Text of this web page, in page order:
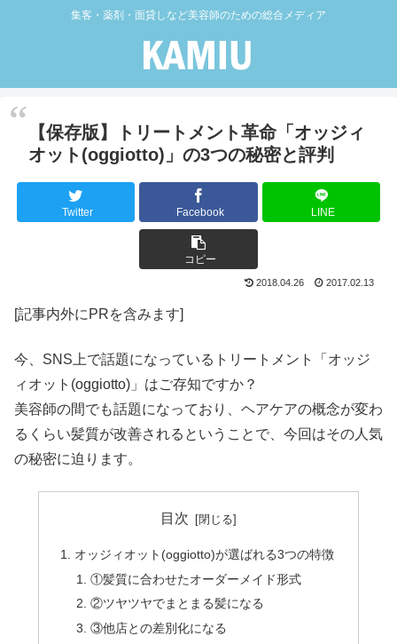
集客・薬剤・面貸しなど美容師のための総合メディア
【保存版】トリートメント革命「オッジィ
オット(oggiotto)」の3つの秘密と評判
Twitter Facebook LINE
コピー
2018.04.26 2017.02.13
[記事内外にPRを含みます]
今、SNS上で話題になっているトリートメント「オッジ
ィオット(oggiotto)」はご存知ですか？
美容師の間でも話題になっており、ヘアケアの概念が変わ
るくらい髪質が改善されるということで、今回はその人気
の秘密に迫ります。
目次
オッジィオット(oggiotto)が選ばれる3つの特徴
①髪質に合わせたオーダーメイド形式
②ツヤツヤでまとまる髪になる
③他店との差別化になる